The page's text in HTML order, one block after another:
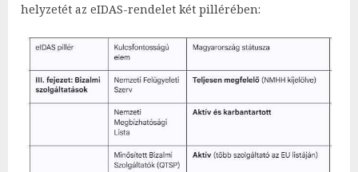
helyzetét az eIDAS-rendelet két pillérében: